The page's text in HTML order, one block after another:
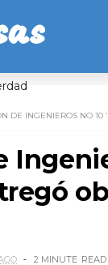
DE INGENIEROS NO
2 MINUTE READ